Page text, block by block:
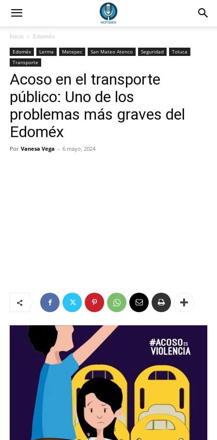
Inicio Edoméx
Edoméx Lerma Metepec San Mateo Atenco Seguridad
Toluca
Transporte
Acoso en el transporte
público: Uno de los
problemas más graves del
Edoméx
Por Vanesa Vega - 6 mayo, 2024